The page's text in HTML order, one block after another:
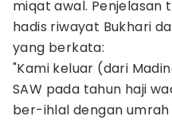
miqat awal.
hadis riwayat Bukhari
yang berkata:
"Kami keluar (dari
SAW pada tahun haji
ber-ihlal dengan